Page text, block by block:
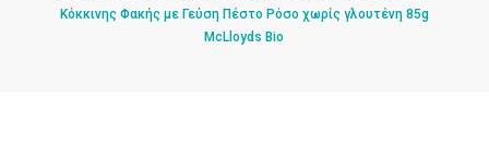
Κόκκινης Φακής με Γεύση Πέστο Ρόσο χωρίς γλουτένη 85g
McLloyds Bio